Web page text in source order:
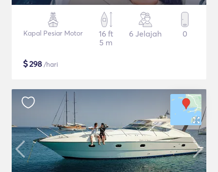
Kapal Pesiar Motor
16 ft
5 m
6 Jelajah 0
$298 /hari